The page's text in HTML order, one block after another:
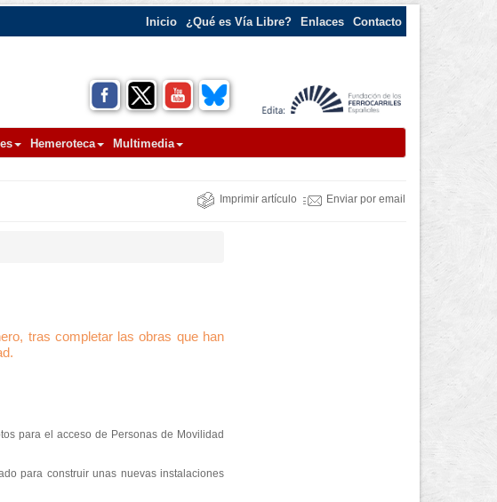
Inicio ¿Qué es Vía Libre? Enlaces Contacto
Hemeroteca Multimedia
Imprimir artículo Enviar por email
tras completar las obras que han
para el acceso de Personas de Movilidad
para construir unas nuevas instalaciones